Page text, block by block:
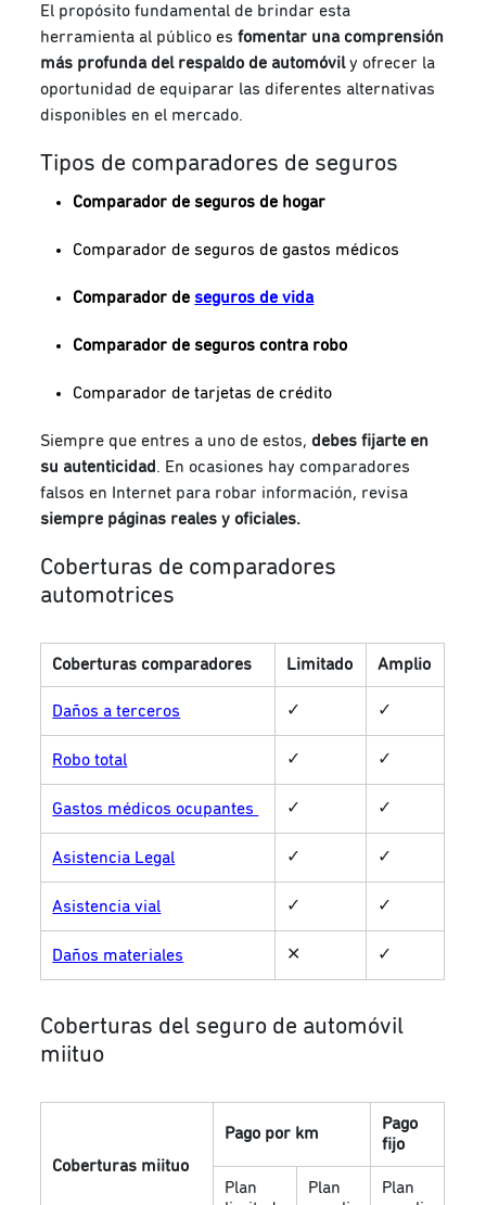
El propósito fundamental de brindar esta
herramienta al público es fomentar una comprensión
más profunda del respaldo de automóvily ofrecer la
oportunidad de equiparar las diferentes alternativas
disponibles en el mercado.
Tipos de comparadores de seguros
Comparador de seguros de hogar
Comparador de seguros de gastos médicos
Comparador deseguros de vida
Comparador de seguros contra robo
Comparador de tarjetas de crédito
Siempre que entres a uno de estos, debes fijarte en
su autenticidad. En ocasiones hay comparadores
falsos en Internet para robar información, revisa
siempre páginas reales y oficiales.
Coberturas de comparadores
automotrices
Coberturas comparadores Limitado Amplio
Daños a terceros ✓ ✓
Robo total ✓ ✓
Gastos médicos ocupantes ✓ ✓
Asistencia Legal ✓ ✓
Asistencia vial ✓ ✓
Daños materiales ✕ ✓
Coberturas del seguro de automóvil
miituo
Coberturas miituo
Pago por km
Pago
fijo
Plan
Plan
Plan